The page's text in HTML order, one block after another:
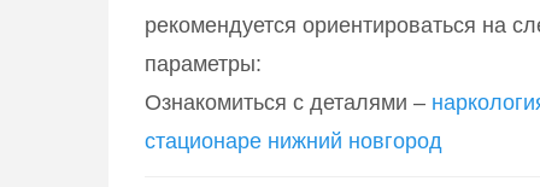
рекомендуется ориентироваться на
параметры:
Ознакомиться с деталями –
стационаре нижний новгород